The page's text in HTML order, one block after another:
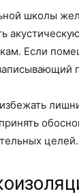
школы
Если
целей.